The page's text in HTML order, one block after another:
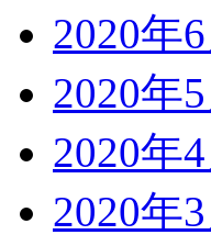
2020年6
2020年5
2020年4
2020年3